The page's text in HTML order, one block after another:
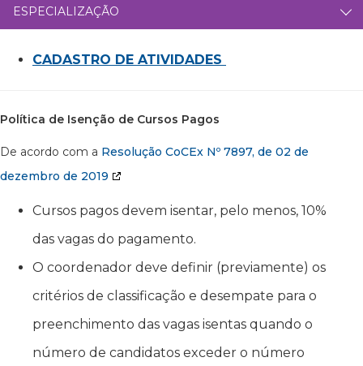
ESPECIALIZAÇÃO
CADASTRO DE ATIVIDADES
Política de Isenção de Cursos Pagos
De acordo com a Resolução CoCEx Nº 7897, de 02 de
dezembro de 2019
Cursos pagos devem isentar, pelo menos, 10%
das vagas do pagamento.
O coordenador deve definir (previamente) os
critérios de classificação e desempate para o
preenchimento das vagas isentas quando o
número de candidatos exceder o número